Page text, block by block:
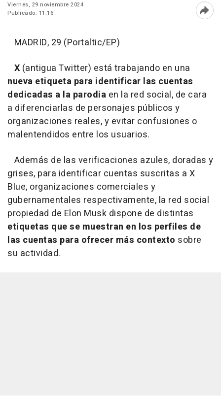
Viernes, 29 noviembre 2024
Publicado: 11:16
MADRID, 29 (Portaltic/EP)
X (antigua Twitter) está trabajando en una
nueva etiqueta para identificar las cuentas
dedicadas a la parodia en la red social, de cara
a diferenciarlas de personajes públicos y
organizaciones reales, y evitar confusiones o
malentendidos entre los usuarios.
Además de las verificaciones azules, doradas y
grises, para identificar cuentas suscritas a X
Blue, organizaciones comerciales y
gubernamentales respectivamente, la red social
propiedad de Elon Musk dispone de distintas
etiquetas que se muestran en los perfiles de
las cuentas para ofrecer más contexto sobre
su actividad.